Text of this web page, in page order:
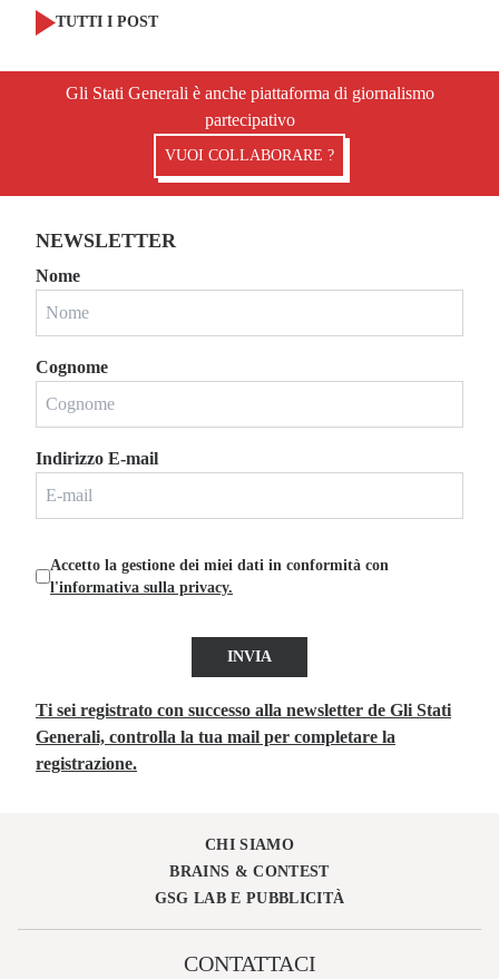
TUTTI I POST
Gli Stati Generali è anche piattaforma di giornalismo
partecipativo
VUOI COLLABORARE ?
NEWSLETTER
Nome
Cognome
Indirizzo E-mail
Accetto la gestione dei miei dati in conformità con
l'informativa sulla privacy.
INVIA
Ti sei registrato con successo alla newsletter de Gli Stati
Generali, controlla la tua mail per completare la
registrazione.
CHI SIAMO
BRAINS & CONTEST
GSG LAB E PUBBLICITÀ
CONTATTACI